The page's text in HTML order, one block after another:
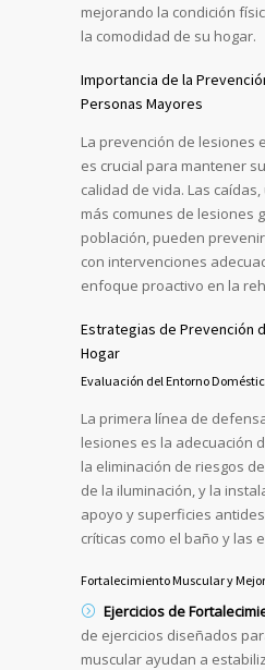
mejorando la condición
la comodidad de su hogar.
Importancia de la
Personas Mayores
La prevención de lesiones
es crucial para mantener
calidad de vida. Las
más comunes de lesiones
población, pueden
con intervenciones
enfoque proactivo en la
Estrategias de Prevención
Hogar
Evaluación del Entorno
La primera línea de
lesiones es la adecuación
la eliminación de riesgos
de la iluminación, y la
apoyo y superficies
críticas como el baño y las
Fortalecimiento Muscular y
Ejercicios de
de ejercicios diseñados
muscular ayudan a